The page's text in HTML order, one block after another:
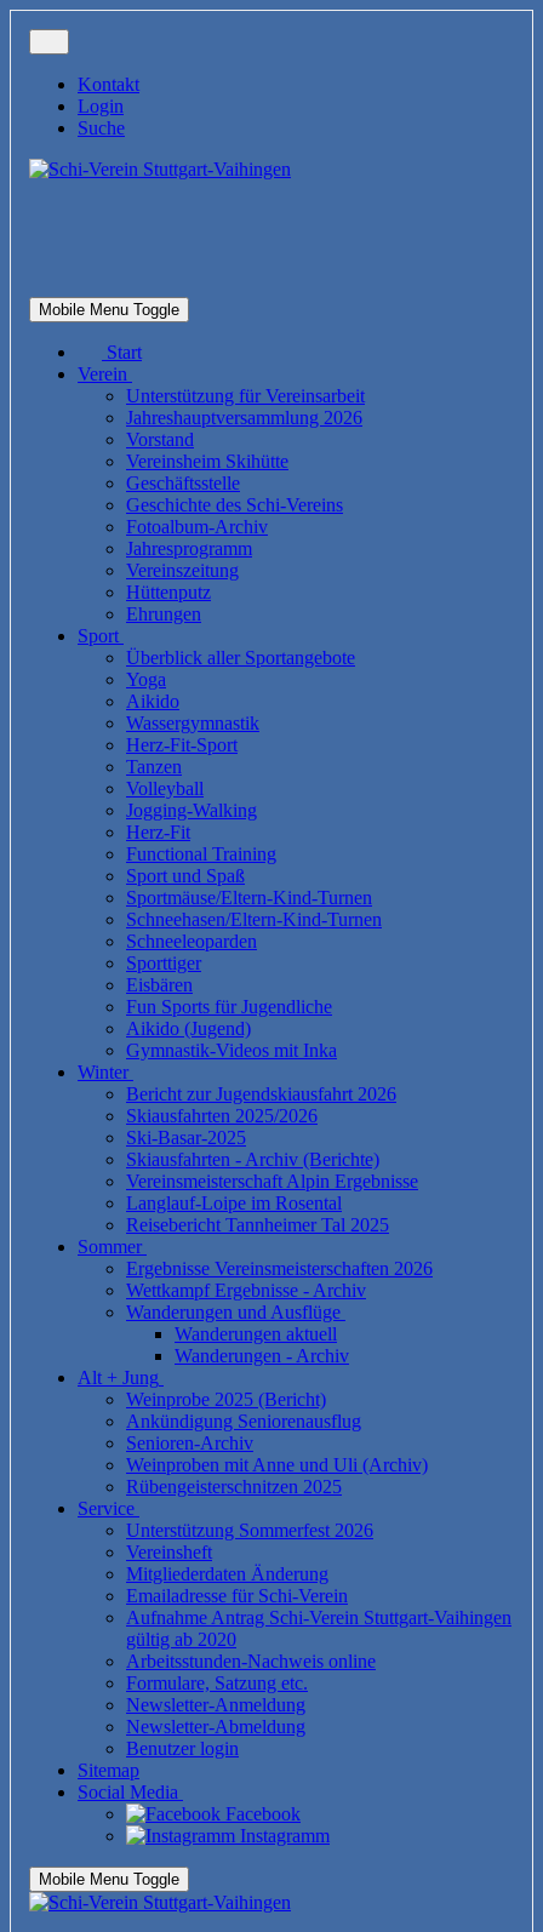
Kontakt
Login
Suche
Mobile Menu Toggle
Start
Verein
Unterstützung für Vereinsarbeit
Jahreshauptversammlung 2026
Vorstand
Vereinsheim Skihütte
Geschäftsstelle
Geschichte des Schi-Vereins
Fotoalbum-Archiv
Jahresprogramm
Vereinszeitung
Hüttenputz
Ehrungen
Sport
Überblick aller Sportangebote
Yoga
Aikido
Wassergymnastik
Herz-Fit-Sport
Tanzen
Volleyball
Jogging-Walking
Herz-Fit
Functional Training
Sport und Spaß
Sportmäuse/Eltern-Kind-Turnen
Schneehasen/Eltern-Kind-Turnen
Schneeleoparden
Sporttiger
Eisbären
Fun Sports für Jugendliche
Aikido (Jugend)
Gymnastik-Videos mit Inka
Winter
Bericht zur Jugendskiausfahrt 2026
Skiausfahrten 2025/2026
Ski-Basar-2025
Skiausfahrten - Archiv (Berichte)
Vereinsmeisterschaft Alpin Ergebnisse
Langlauf-Loipe im Rosental
Reisebericht Tannheimer Tal 2025
Sommer
Ergebnisse Vereinsmeisterschaften 2026
Wettkampf Ergebnisse - Archiv
Wanderungen und Ausflüge
Wanderungen aktuell
Wanderungen - Archiv
Alt + Jung
Weinprobe 2025 (Bericht)
Ankündigung Seniorenausflug
Senioren-Archiv
Weinproben mit Anne und Uli (Archiv)
Rübengeisterschnitzen 2025
Service
Unterstützung Sommerfest 2026
Vereinsheft
Mitgliederdaten Änderung
Emailadresse für Schi-Verein
Aufnahme Antrag Schi-Verein Stuttgart-Vaihingen
gültig ab 2020
Arbeitsstunden-Nachweis online
Formulare, Satzung etc.
Newsletter-Anmeldung
Newsletter-Abmeldung
Benutzer login
Sitemap
Social Media
Facebook
Instagramm
Mobile Menu Toggle